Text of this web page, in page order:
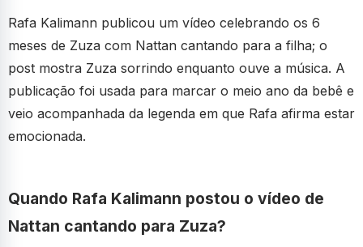
Rafa Kalimann publicou um vídeo celebrando os 6
meses de Zuza com Nattan cantando para a filha; o
post mostra Zuza sorrindo enquanto ouve a música. A
publicação foi usada para marcar o meio ano da bebê e
veio acompanhada da legenda em que Rafa afirma estar
emocionada.
Quando Rafa Kalimann postou o vídeo de
Nattan cantando para Zuza?